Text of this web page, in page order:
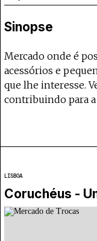
Publicações
Estatuto
Política de
Contactar
Política de
Coffeelabs
o Coffeepaste e ajuda-nos a
Sinopse
Mercado onde é
acessórios e
que lhe interesse.
contribuindo para
LISBOA
Coruchéus -